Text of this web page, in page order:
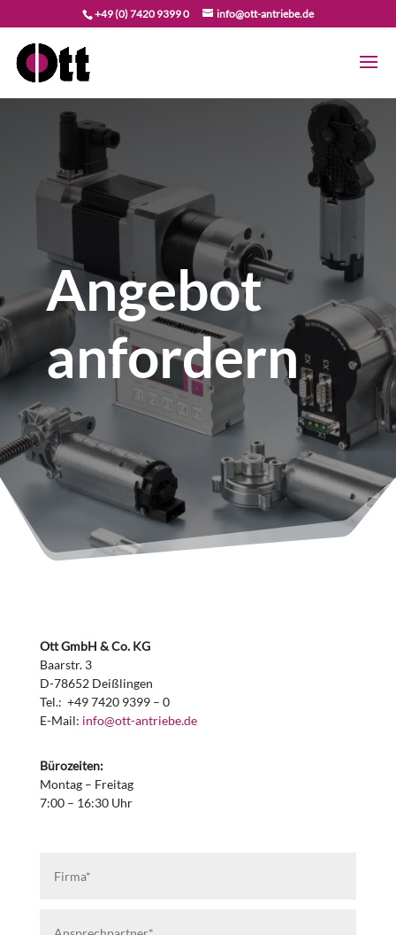
+49 (0) 7420 9399 0 info@ott-antriebe.de
Angebot
anfordern
Ott GmbH & Co. KG
Baarstr. 3
D-78652 Deißlingen
Tel.: +49 7420 9399 – 0
E-Mail: info@ott-antriebe.de
Bürozeiten:
Montag – Freitag
7:00 – 16:30 Uhr